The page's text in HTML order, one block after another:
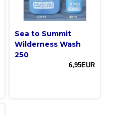
Sea to Summit
Wilderness Wash
250
6,95EUR